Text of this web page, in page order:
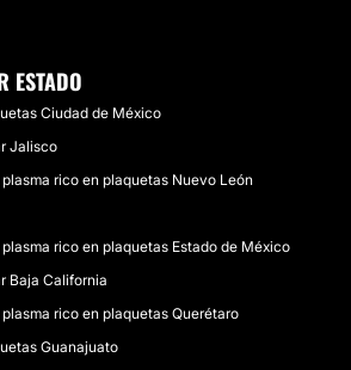
ESTADO
Ciudad de México
Jalisco
rico en plaquetas Nuevo León
rico en plaquetas Estado de México
Baja California
rico en plaquetas Querétaro
Guanajuato